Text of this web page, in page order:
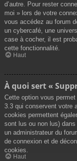
d’autre. Pour rester
moi » lors de votre
vous accédez au forum
un cybercafé, une
case à cocher, il est
cette fonctionnalité.
Haut
À quoi sert «
Cette option vous
3.3 qui conservent votre
cookies permettent
sont lus ou non lus)
un administrateur du
de connexion et de
cookies.
Haut